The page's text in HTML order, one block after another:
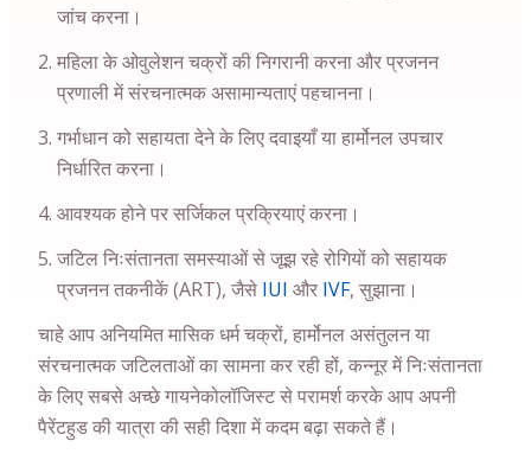
जांच करना।
महिला के ओवुलेशन चक्रों की निगरानी करना और प्रजनन
प्रणाली में संरचनात्मक असामान्यताएं पहचानना।
गर्भाधान को सहायता देने के लिए दवाइयाँ या हार्मोनल उपचार
निर्धारित करना।
आवश्यक होने पर सर्जिकल प्रक्रियाएं करना।
जटिल निःसंतानता समस्याओं से जूझ रहे रोगियों को सहायक
प्रजनन तकनीकें (ART), जैसे IUI और IVF, सुझाना।
चाहे आप अनियमित मासिक धर्म चक्रों, हार्मोनल असंतुलन या
संरचनात्मक जटिलताओं का सामना कर रही हों, कन्नूर में निःसंतानता
के लिए सबसे अच्छे गायनेकोलॉजिस्ट से परामर्श करके आप अपनी
पैरेंटहुड की यात्रा की सही दिशा में कदम बढ़ा सकते हैं।